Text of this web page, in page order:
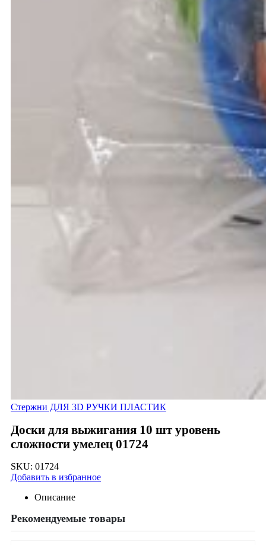
Стержни ДЛЯ 3D РУЧКИ ПЛАСТИК
Доски для выжигания 10 шт уровень
сложности умелец 01724
SKU: 01724
Добавить в избранное
Описание
Рекомендуемые товары